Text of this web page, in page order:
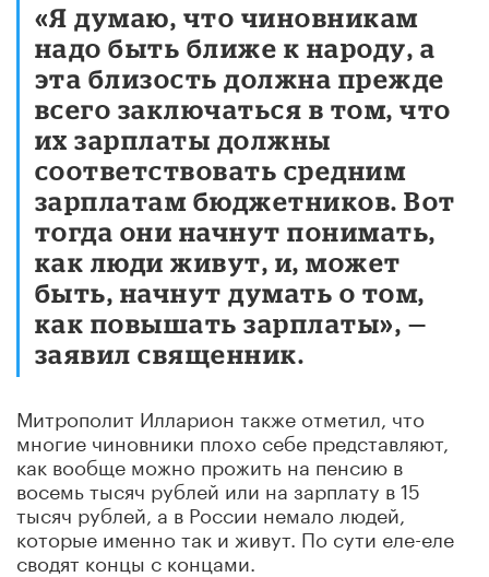
«Я думаю, что чиновникам
надо быть ближе к народу, а
эта близость должна прежде
всего заключаться в том, что
их зарплаты должны
соответствовать средним
зарплатам бюджетников. Вот
тогда они начнут понимать,
как люди живут, и, может
быть, начнут думать о том,
как повышать зарплаты», —
заявил священник.
Митрополит Илларион также отметил, что
многие чиновники плохо себе представляют,
как вообще можно прожить на пенсию в
восемь тысяч рублей или на зарплату в 15
тысяч рублей, а в России немало людей,
которые именно так и живут. По сути еле-еле
сводят концы с концами.